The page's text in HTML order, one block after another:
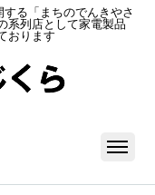
る「まちのでんきやさ
系列店として家電製品
おります